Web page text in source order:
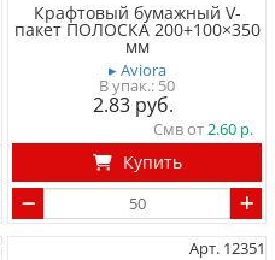
Крафтовый бумажный V-
пакет ПОЛОСКА 200+100×350
мм
▸ Aviora
50
2.83
Смв от2.60
Купить
Арт. 12351